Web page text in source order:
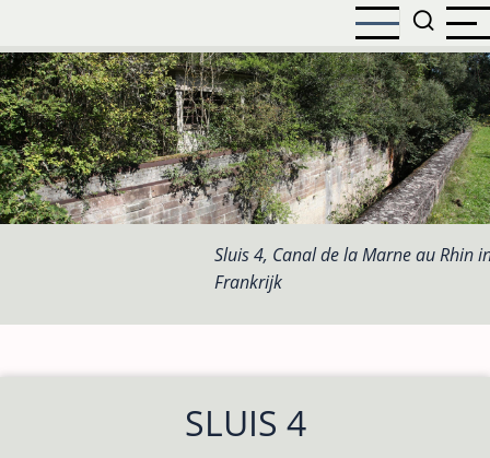
naar
de
inhoud
gaan
Sluis 4, Canal de la Marne au Rhin
Frankrijk
SLUIS 4